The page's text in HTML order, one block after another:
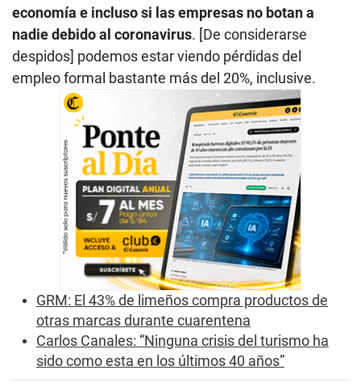
economía e incluso si las empresas no botan a
nadie debido al coronavirus. [De considerarse
despidos] podemos estar viendo pérdidas del
empleo formal bastante más del 20%, inclusive.
GRM: El 43% de limeños compra productos de
otras marcas durante cuarentena
Carlos Canales: “Ninguna crisis del turismo ha
sido como esta en los últimos 40 años”